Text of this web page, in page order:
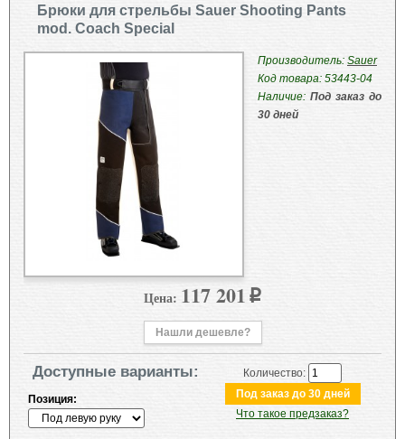
Брюки для стрельбы Sauer Shooting Pants
mod. Coach Special
Производитель: Sauer
Код товара: 53443-04
Наличие: Под заказ до
30 дней
Цена: 117 201 p
Нашли дешевле?
Доступные варианты:
Позиция:
Количество:
Что такое предзаказ?